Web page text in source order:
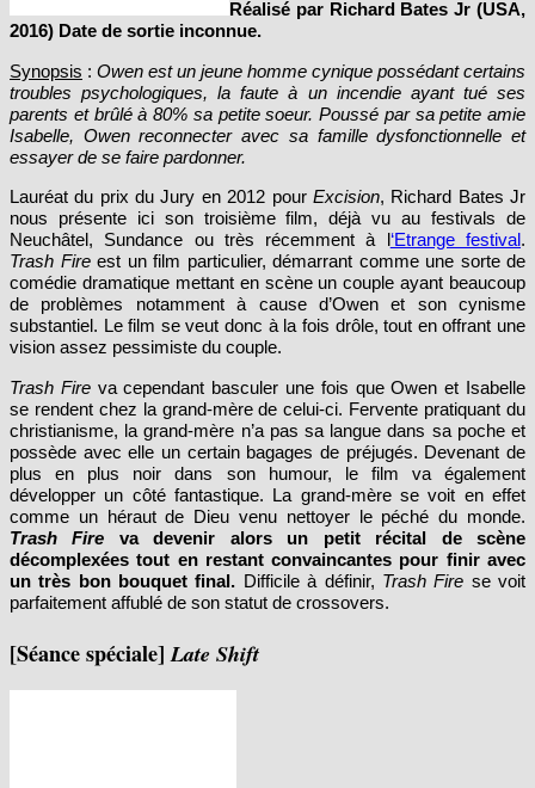
2016) Date de sortie inconnue.
Synopsis
troubles psychologiques, la faute à un incendie ayant tué ses
parents et brûlé à 80% sa petite soeur. Poussé par sa petite amie
Isabelle, Owen reconnecter avec sa famille dysfonctionnelle et
essayer de se faire pardonner.
Lauréat du prix du Jury en 2012 pour
nous présente ici son troisième film, déjà vu au festivals de
Neuchâtel, Sundance ou très récemment à l‘Etrange festival.
Trash Fire est un film particulier, démarrant comme une sorte de
comédie dramatique mettant en scène un couple ayant beaucoup
de problèmes notamment à cause d’Owen et son cynisme
substantiel. Le film se veut donc à la fois drôle, tout en offrant une
vision assez pessimiste du couple.
va cependant basculer une fois que Owen et Isabelle
se rendent chez la grand-mère de celui-ci. Fervente pratiquant du
christianisme, la grand-mère n’a pas sa langue dans sa poche et
possède avec elle un certain bagages de préjugés. Devenant de
plus en plus noir dans son humour, le film va également
développer un côté fantastique. La grand-mère se voit en effet
comme un héraut de Dieu venu nettoyer le péché du monde.
Trash Fire va devenir alors un petit récital de scène
décomplexées tout en restant convaincantes pour finir avec
un très bon bouquet final.Difficile à définir,Trash Firese voit
parfaitement affublé de son statut de crossovers.